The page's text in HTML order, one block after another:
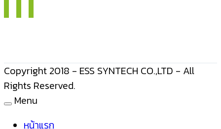
Copyright 2018 - ESS SYNTECH CO.,LTD - All
Rights Reserved.
Menu
หน้าแรก